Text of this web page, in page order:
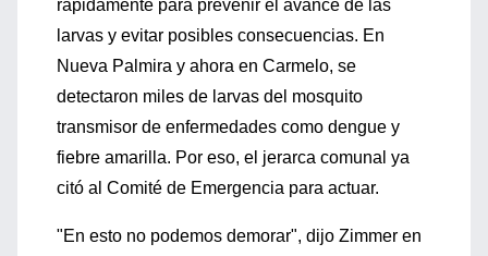
rápidamente para prevenir el avance de las
larvas y evitar posibles consecuencias. En
Nueva Palmira y ahora en Carmelo, se
detectaron miles de larvas del mosquito
transmisor de enfermedades como dengue y
fiebre amarilla. Por eso, el jerarca comunal ya
citó al Comité de Emergencia para actuar.
"En esto no podemos demorar", dijo Zimmer en